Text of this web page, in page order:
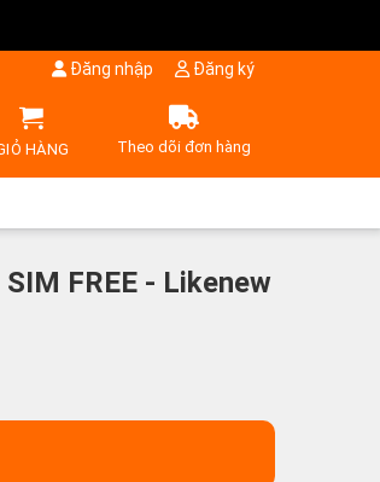
Đăng nhập Đăng ký
HÀNG Theo dõi đơn hàng
FREE - Likenew